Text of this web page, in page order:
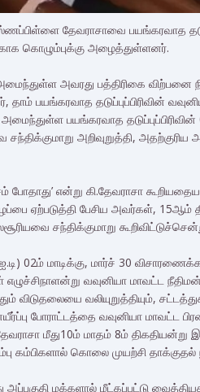
தேவராசாவை பயங்கரவாத
கொழும்புக்கு அழைத்துள்ளனர்.
அவரது பத்திரிகை விற்பனை
பயங்கரவாத தடுப்புப்பிரிவின்
பயங்கரவாத தடுப்புப்பிரிவின்
அறிவுறுத்தி,
என்று கி.தேவராசா
ஏற்படுத்தி பேசிய அவர்கள், 15ஆம்
சந்திக்குமாறு
02ம் மாடிக்கு, மார்ச் 30
வவுனியா மாவட்ட
விடுதலையை வலியுறுத்தியும்,
போராட்டத்தை வவுனியா மாவட்ட
மீது10ம் மாதம் 8ம் திகதியன்று
கம்பிகளால் கொலை முயற்சி தாக்குதல்
அப்பகுதி மக்களால் மீட்கப்பட்டு